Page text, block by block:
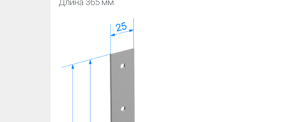
Длина 365 мм.